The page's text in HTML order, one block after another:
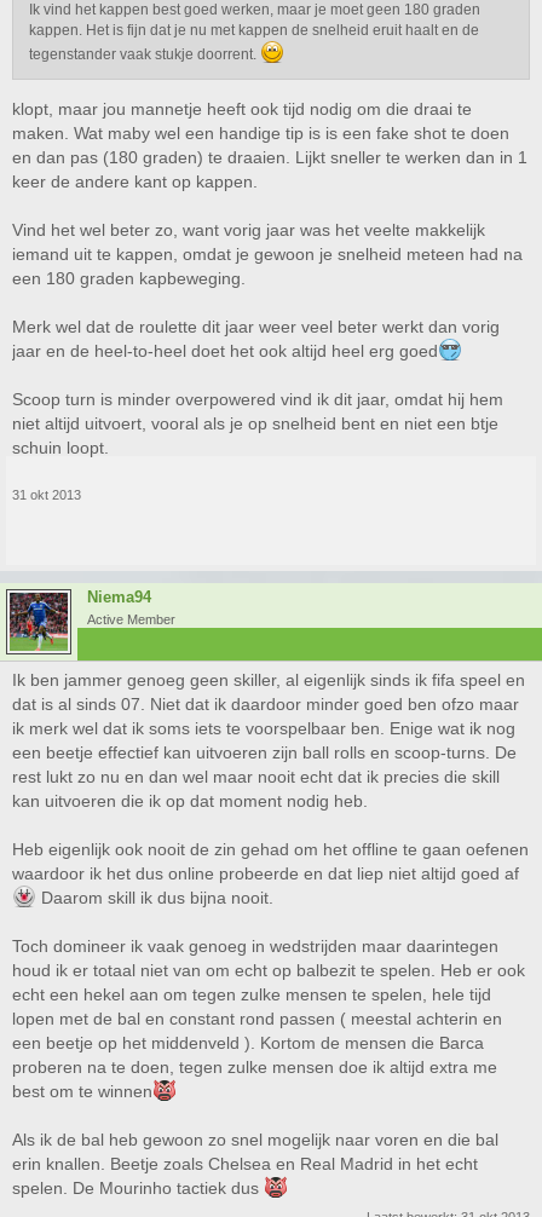
Ik vind het kappen best goed werken, maar je moet geen 180 graden
kappen. Het is fijn dat je nu met kappen de snelheid eruit haalt en de
tegenstander vaak stukje doorrent.
klopt, maar jou mannetje heeft ook tijd nodig om die draai te
maken. Wat maby wel een handige tip is is een fake shot te doen
en dan pas (180 graden) te draaien. Lijkt sneller te werken dan in 1
keer de andere kant op kappen.
Vind het wel beter zo, want vorig jaar was het veelte makkelijk
iemand uit te kappen, omdat je gewoon je snelheid meteen had na
een 180 graden kapbeweging.
Merk wel dat de roulette dit jaar weer veel beter werkt dan vorig
jaar en de heel-to-heel doet het ook altijd heel erg goed
Scoop turn is minder overpowered vind ik dit jaar, omdat hij hem
niet altijd uitvoert, vooral als je op snelheid bent en niet een btje
schuin loopt.
31 okt 2013
Niema94
Active Member
Ik ben jammer genoeg geen skiller, al eigenlijk sinds ik fifa speel en
dat is al sinds 07. Niet dat ik daardoor minder goed ben ofzo maar
ik merk wel dat ik soms iets te voorspelbaar ben. Enige wat ik nog
een beetje effectief kan uitvoeren zijn ball rolls en scoop-turns. De
rest lukt zo nu en dan wel maar nooit echt dat ik precies die skill
kan uitvoeren die ik op dat moment nodig heb.
Heb eigenlijk ook nooit de zin gehad om het offline te gaan oefenen
waardoor ik het dus online probeerde en dat liep niet altijd goed af
Daarom skill ik dus bijna nooit.
Toch domineer ik vaak genoeg in wedstrijden maar daarintegen
houd ik er totaal niet van om echt op balbezit te spelen. Heb er ook
echt een hekel aan om tegen zulke mensen te spelen, hele tijd
lopen met de bal en constant rond passen ( meestal achterin en
een beetje op het middenveld ). Kortom de mensen die Barca
proberen na te doen, tegen zulke mensen doe ik altijd extra me
best om te winnen
Als ik de bal heb gewoon zo snel mogelijk naar voren en die bal
erin knallen. Beetje zoals Chelsea en Real Madrid in het echt
spelen. De Mourinho tactiek dus